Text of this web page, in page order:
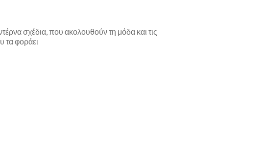
σχέδια, που ακολουθούν τη μόδα και τις
τα φοράει